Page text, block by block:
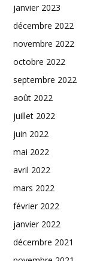
janvier 2023
décembre 2022
novembre 2022
octobre 2022
septembre 2022
août 2022
juillet 2022
juin 2022
mai 2022
avril 2022
mars 2022
février 2022
janvier 2022
décembre 2021